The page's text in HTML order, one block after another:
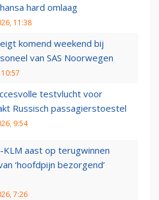
hard omlaag
11:38
komend weekend bij
van SAS Noorwegen
testvlucht voor
Russisch passagierstoestel
9:54
KLM aast op terugwinnen
‘hoofdpijn bezorgend’
7:26